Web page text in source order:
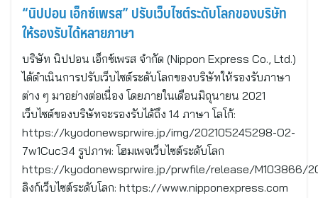
“นิปปอน เอ็กซ์เพรส” ปรับเว็บไซต์ระดับโลกของบริษัท
ให้รองรับได้หลายภาษา
บริษัท นิปปอน เอ็กซ์เพรส จำกัด (Nippon Express Co., Ltd.)
ได้ดำเนินการปรับเว็บไซต์ระดับโลกของบริษัทให้รองรับภาษา
ต่าง ๆ มาอย่างต่อเนื่อง โดยภายในเดือนมิถุนายน 2021
เว็บไซต์ของบริษัทจะรองรับได้ถึง 14 ภาษา โลโก้:
https://kyodonewsprwire.jp/img/202105245298-O2-
7w1Cuc34 รูปภาพ: โฮมเพจเว็บไซต์ระดับโลก
https://kyodonewsprwire.jp/prwfile/release/M103866/
ลิงก์เว็บไซต์ระดับโลก: https://www.nipponexpress.com